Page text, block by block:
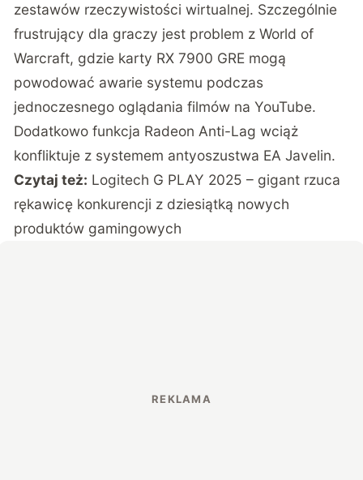
zestawów rzeczywistości wirtualnej. Szczególnie
frustrujący dla graczy jest problem z World of
Warcraft, gdzie karty RX 7900 GRE mogą
powodować awarie systemu podczas
jednoczesnego oglądania filmów na YouTube.
Dodatkowo funkcja Radeon Anti-Lag wciąż
konfliktuje z systemem antyoszustwa EA Javelin.
Czytaj też: Logitech G PLAY 2025 – gigant rzuca
rękawicę konkurencji z dziesiątką nowych
produktów gamingowych